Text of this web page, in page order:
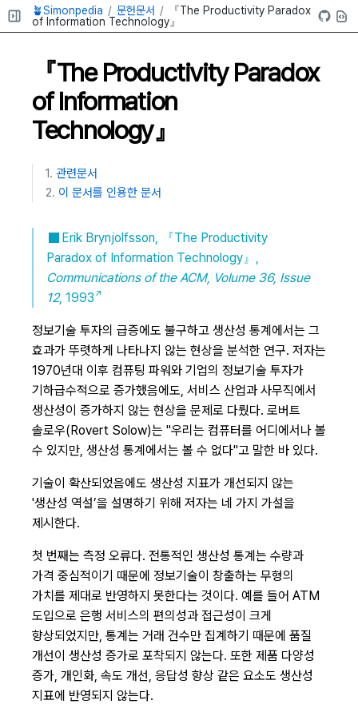
🪴Simonpedia 문헌문서
『The Productivity Paradox
of Information Technology』
『The Productivity Paradox
of Information
Technology』
관련문서
이 문서를 인용한 문서
Erik Brynjolfsson, 『The Productivity
Paradox of Information Technology』,
Communications of the ACM, Volume 36, Issue
12, 1993
정보기술 투자의 급증에도 불구하고 생산성 통계에서는 그
효과가 뚜렷하게 나타나지 않는 현상을 분석한 연구. 저자는
1970년대 이후 컴퓨팅 파워와 기업의 정보기술 투자가
기하급수적으로 증가했음에도, 서비스 산업과 사무직에서
생산성이 증가하지 않는 현상을 문제로 다뤘다. 로버트
솔로우(Rovert Solow)는 "우리는 컴퓨터를 어디에서나 볼
수 있지만, 생산성 통계에서는 볼 수 없다"고 말한 바 있다.
기술이 확산되었음에도 생산성 지표가 개선되지 않는
'생산성 역설’을 설명하기 위해 저자는 네 가지 가설을
제시한다.
첫 번째는 측정 오류다. 전통적인 생산성 통계는 수량과
가격 중심적이기 때문에 정보기술이 창출하는 무형의
가치를 제대로 반영하지 못한다는 것이다. 예를 들어 ATM
도입으로 은행 서비스의 편의성과 접근성이 크게
향상되었지만, 통계는 거래 건수만 집계하기 때문에 품질
개선이 생산성 증가로 포착되지 않는다. 또한 제품 다양성
증가, 개인화, 속도 개선, 응답성 향상 같은 요소도 생산성
지표에 반영되지 않는다.